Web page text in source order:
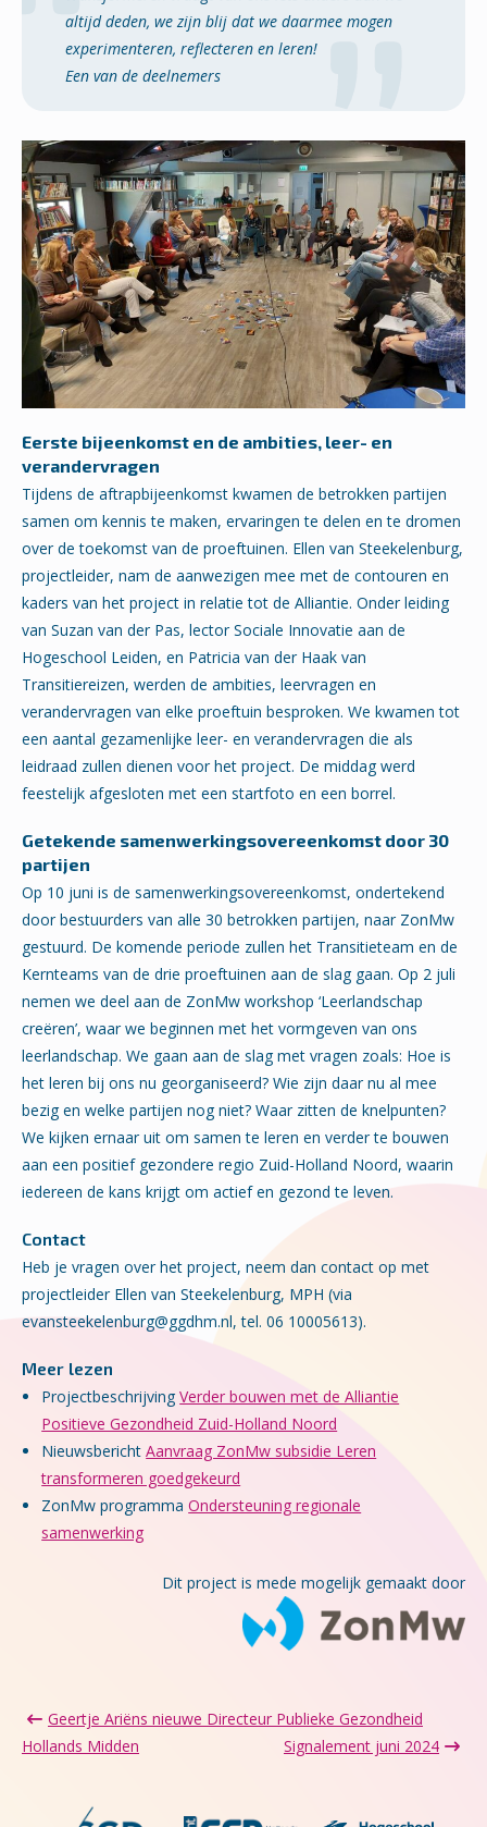
altijd deden, we zijn blij dat we daarmee mogen
experimenteren, reflecteren en leren!
Een van de deelnemers
Eerste bijeenkomst en de ambities, leer- en
verandervragen
Tijdens de aftrapbijeenkomst kwamen de betrokken partijen
samen om kennis te maken, ervaringen te delen en te dromen
over de toekomst van de proeftuinen. Ellen van Steekelenburg,
projectleider, nam de aanwezigen mee met de contouren en
kaders van het project in relatie tot de Alliantie. Onder leiding
van Suzan van der Pas, lector Sociale Innovatie aan de
Hogeschool Leiden, en Patricia van der Haak van
Transitiereizen, werden de ambities, leervragen en
verandervragen van elke proeftuin besproken. We kwamen tot
een aantal gezamenlijke leer- en verandervragen die als
leidraad zullen dienen voor het project. De middag werd
feestelijk afgesloten met een startfoto en een borrel.
Getekende samenwerkingsovereenkomst door 30
partijen
Op 10 juni is de samenwerkingsovereenkomst, ondertekend
door bestuurders van alle 30 betrokken partijen, naar ZonMw
gestuurd. De komende periode zullen het Transitieteam en de
Kernteams van de drie proeftuinen aan de slag gaan. Op 2 juli
nemen we deel aan de ZonMw workshop ‘Leerlandschap
creëren’, waar we beginnen met het vormgeven van ons
leerlandschap. We gaan aan de slag met vragen zoals: Hoe is
het leren bij ons nu georganiseerd? Wie zijn daar nu al mee
bezig en welke partijen nog niet? Waar zitten de knelpunten?
We kijken ernaar uit om samen te leren en verder te bouwen
aan een positief gezondere regio Zuid-Holland Noord, waarin
iedereen de kans krijgt om actief en gezond te leven.
Contact
Heb je vragen over het project, neem dan contact op met
projectleider Ellen van Steekelenburg, MPH (via
evansteekelenburg@ggdhm.nl, tel. 06 10005613).
Meer lezen
ProjectbeschrijvingVerder bouwen met de Alliantie
Positieve Gezondheid Zuid-Holland Noord
NieuwsberichtAanvraag ZonMw subsidie Leren
transformeren goedgekeurd
ZonMw programmaOndersteuning regionale
samenwerking
Dit project is mede mogelijk gemaakt door
Geertje Ariëns nieuwe Directeur Publieke Gezondheid
Hollands Midden
Signalement juni 2024